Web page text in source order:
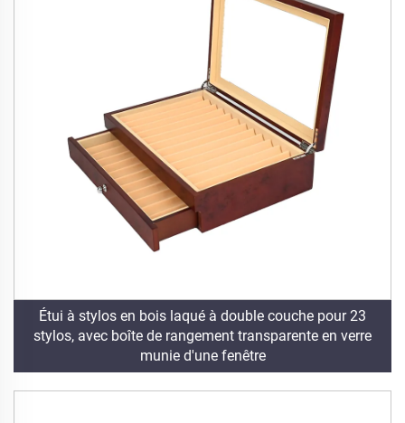
Étui à stylos en bois laqué à double couche pour 23
stylos, avec boîte de rangement transparente en verre
munie d'une fenêtre